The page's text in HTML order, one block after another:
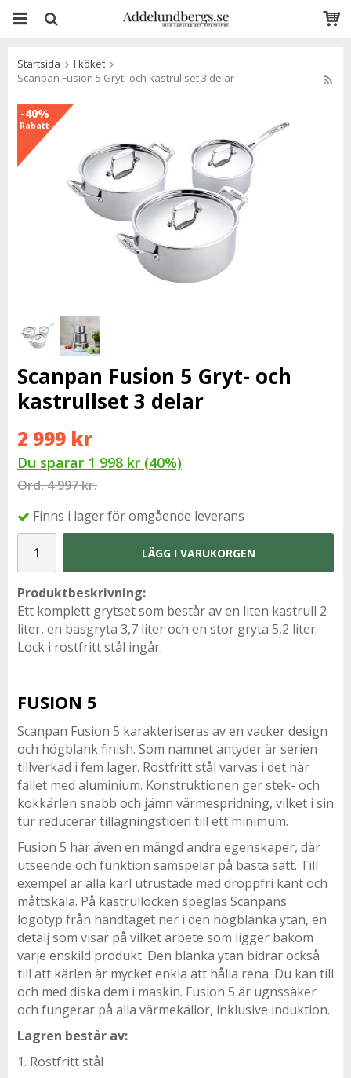
Startsida
I köket
Scanpan Fusion 5 Gryt- och kastrullset 3 delar
-40%
Rabatt
Scanpan Fusion 5 Gryt- och
kastrullset 3 delar
2 999 kr
Du sparar 1 998 kr (40%)
Ord.4 997 kr.
Finns i lager för omgående leverans
LÄGG I VARUKORGEN
Produktbeskrivning:
Ett komplett grytset som består av en liten kastrull 2
liter, en basgryta 3,7 liter och en stor gryta 5,2 liter.
Lock i rostfritt stål ingår.
FUSION 5
Scanpan Fusion 5 karakteriseras av en vacker design
och högblank finish. Som namnet antyder är serien
tillverkad i fem lager. Rostfritt stål varvas i det här
fallet med aluminium. Konstruktionen ger stek- och
kokkärlen snabb och jämn värmespridning, vilket i sin
tur reducerar tillagningstiden till ett minimum.
Fusion 5 har även en mängd andra egenskaper, där
utseende och funktion samspelar på bästa sätt. Till
exempel är alla kärl utrustade med droppfri kant och
måttskala. På kastrullocken speglas Scanpans
logotyp från handtaget ner i den högblanka ytan, en
detalj som visar på vilket arbete som ligger bakom
varje enskild produkt. Den blanka ytan bidrar också
till att kärlen är mycket enkla att hålla rena. Du kan till
och med diska dem i maskin. Fusion 5 är ugnssäker
och fungerar på alla värmekällor, inklusive induktion.
Lagren består av:
1. Rostfritt stål